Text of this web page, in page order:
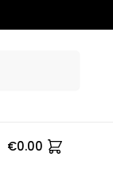
€0.00